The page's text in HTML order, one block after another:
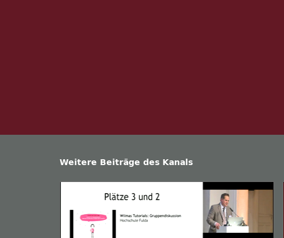
Weitere Beiträge des Kanals